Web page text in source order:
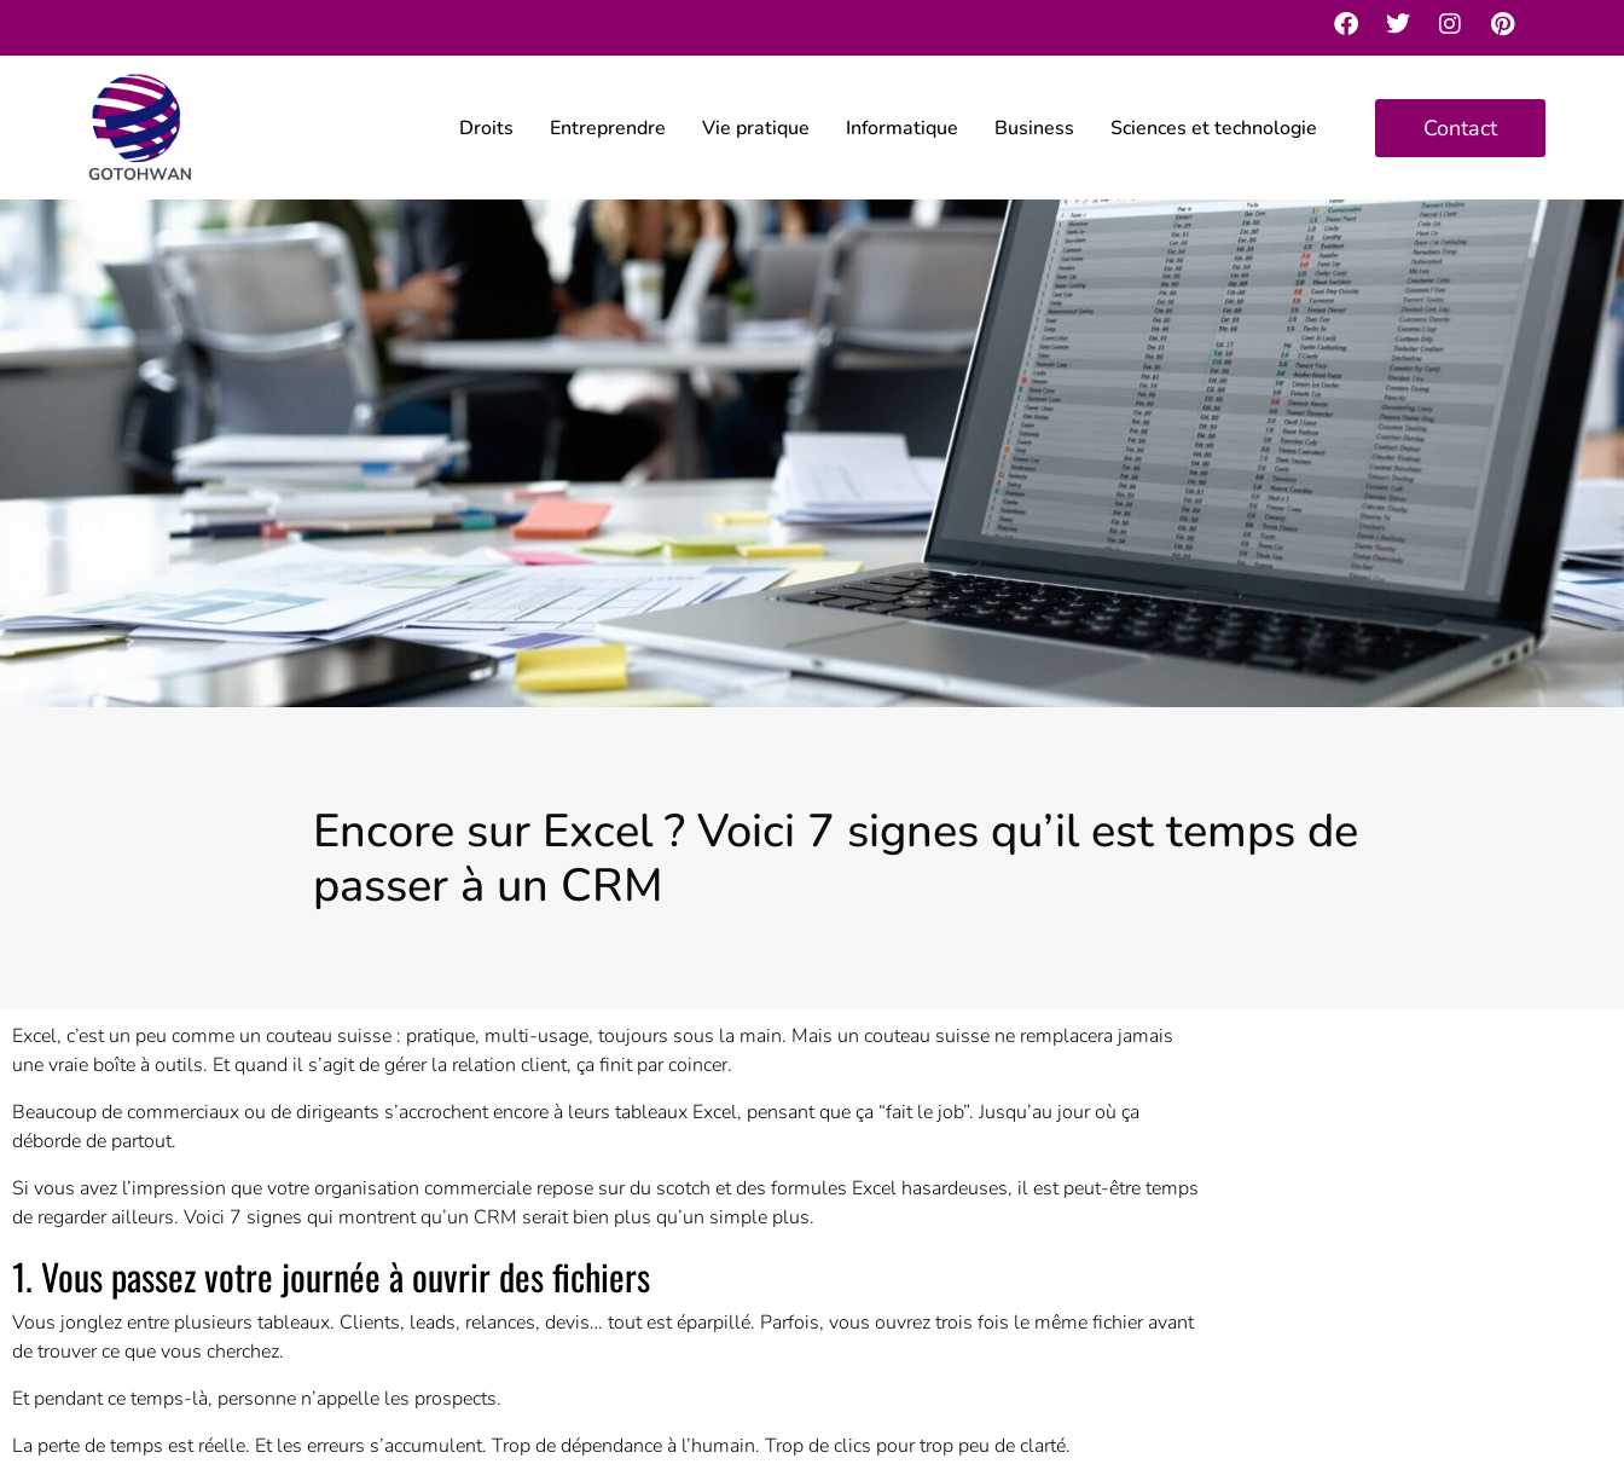
Droits Entreprendre Vie pratique Informatique Business Sciences et technologie Contact
Encore sur Excel ? Voici 7 signes qu’il est temps de
passer à un CRM
Excel, c’est un peu comme un couteau suisse : pratique, multi-usage, toujours sous la main. Mais un couteau suisse ne remplacera jamais
une vraie boîte à outils. Et quand il s’agit de gérer la relation client, ça finit par coincer.
Beaucoup de commerciaux ou de dirigeants s’accrochent encore à leurs tableaux Excel, pensant que ça “fait le job”. Jusqu’au jour où ça
déborde de partout.
Si vous avez l’impression que votre organisation commerciale repose sur du scotch et des formules Excel hasardeuses, il est peut-être temps
de regarder ailleurs. Voici 7 signes qui montrent qu’un CRM serait bien plus qu’un simple plus.
1. Vous passez votre journée à ouvrir des fichiers
Vous jonglez entre plusieurs tableaux. Clients, leads, relances, devis… tout est éparpillé. Parfois, vous ouvrez trois fois le même fichier avant
de trouver ce que vous cherchez.
Et pendant ce temps-là, personne n’appelle les prospects.
La perte de temps est réelle. Et les erreurs s’accumulent. Trop de dépendance à l’humain. Trop de clics pour trop peu de clarté.